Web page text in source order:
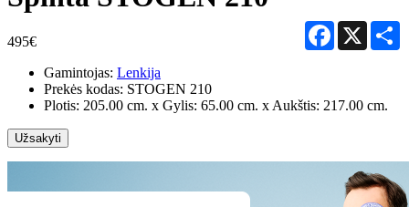
495€
Facebook
X
Gamintojas: Lenkija
Prekės kodas: STOGEN 210
Plotis: 205.00 cm. x Gylis: 65.00 cm. x Aukštis: 217.00 cm.
Užsakyti